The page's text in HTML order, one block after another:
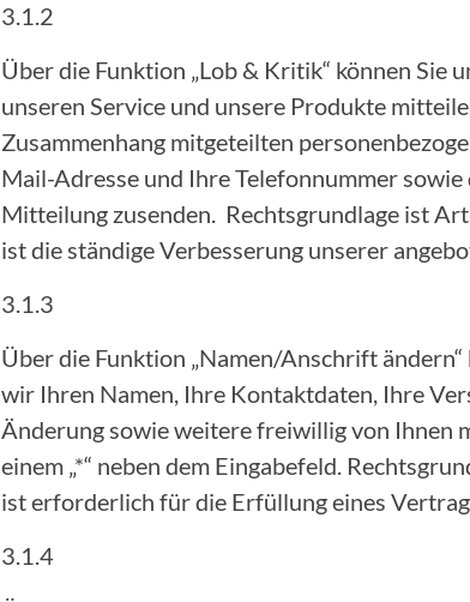
3.1.2
Über die Funktion „Lob & Kritik“ können Sie
unseren Service und unsere Produkte
Zusammenhang mitgeteilten
Mail-Adresse und Ihre Telefonnummer
Mitteilung zusenden. Rechtsgrundlage ist
ist die ständige Verbesserung unserer
3.1.3
Über die Funktion „Namen/Anschrift
wir Ihren Namen, Ihre Kontaktdaten, Ihre
Änderung sowie weitere freiwillig von Ihnen
einem „*“ neben dem Eingabefeld.
ist erforderlich für die Erfüllung eines
3.1.4